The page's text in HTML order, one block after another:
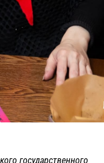
государственного